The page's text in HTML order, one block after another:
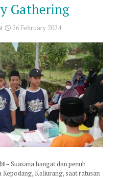
Gathering
26 February 2024
– Suasana hangat dan penuh
Kaliurang, saat ratusan